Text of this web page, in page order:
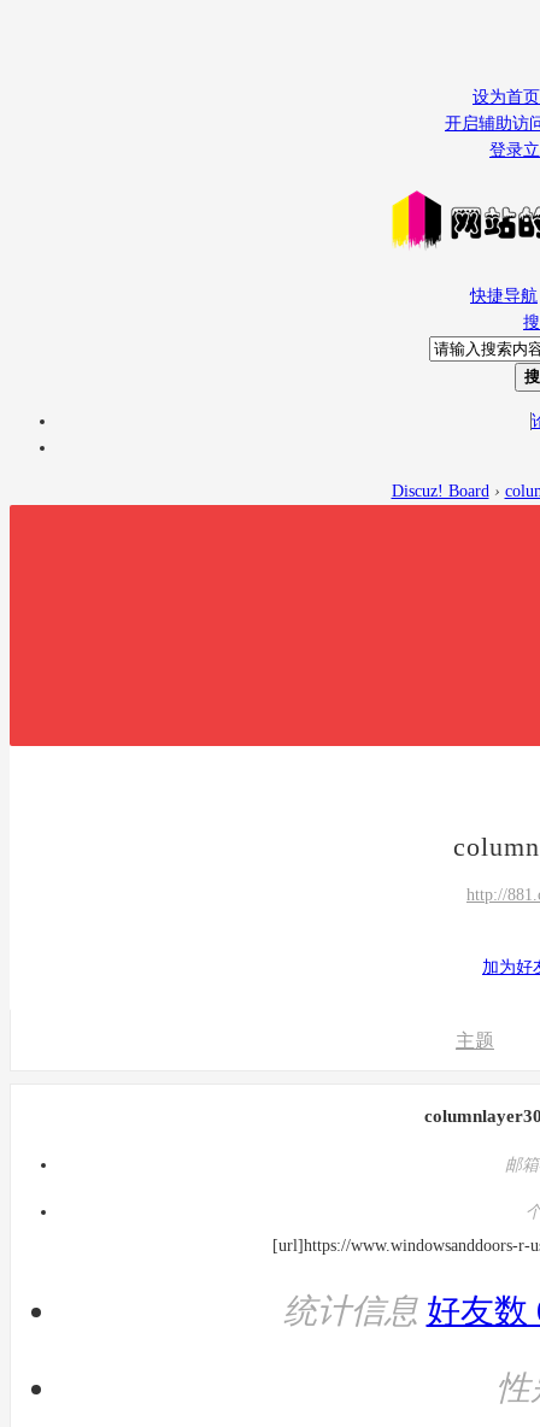
设为首页
开启辅助访
登录
快捷导航
Discuz! Board ›
http://
加为好
主题
邮
[url]https://www.windowsanddoors-r-
统计信息 好友数
性